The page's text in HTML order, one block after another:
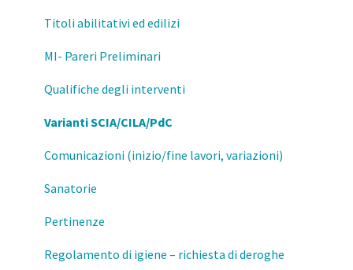
Responsabilità del professionista
Privacy e GDPR
Fisco
Prevenzione e Sicurezza Antincendio
Formazione
PGT Milano- Piano delle regole
PGT Milano- Piano dei servizi
Piano di governo del territorio
Attestazione della consistenza Edilizia
Salvaguardia
Mutamenti di destinazione d'uso
Esercizio della professione
Titoli abilitativi ed edilizi
MI- Pareri Preliminari
Qualifiche degli interventi
Varianti SCIA/CILA/PdC
Comunicazioni (inizio/fine lavori, variazioni)
Sanatorie
Pertinenze
Regolamento di igiene – richiesta di deroghe